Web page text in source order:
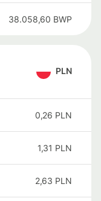
38.058,60 BWP
PLN
0,26 PLN
1,31 PLN
2,63 PLN